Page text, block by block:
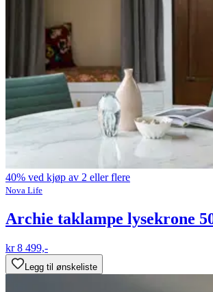
40% ved kjøp av 2 eller flere
Nova Life
Archie taklampe lysekrone
kr 8 499,-
Legg til ønskeliste